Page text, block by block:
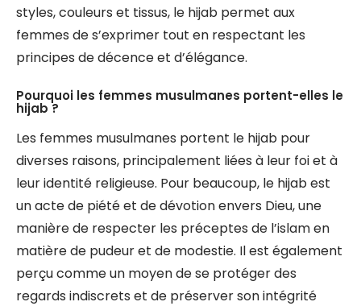
styles, couleurs et tissus, le hijab permet aux
femmes de s’exprimer tout en respectant les
principes de décence et d’élégance.
Pourquoi les femmes musulmanes portent-elles le
hijab ?
Les femmes musulmanes portent le hijab pour
diverses raisons, principalement liées à leur foi et à
leur identité religieuse. Pour beaucoup, le hijab est
un acte de piété et de dévotion envers Dieu, une
manière de respecter les préceptes de l’islam en
matière de pudeur et de modestie. Il est également
perçu comme un moyen de se protéger des
regards indiscrets et de préserver son intégrité